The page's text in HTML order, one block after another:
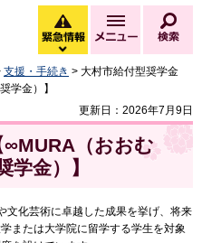
緊急情報
緊急情報を開く
メニュー
支援・手続き > 大村市給付型奨学金
学金）】
更新日：2026年7月9日
∞MURA（おおむ
金）】
文化芸術に卓越した成果を挙げ、将来
または大学院に留学する学生を対象